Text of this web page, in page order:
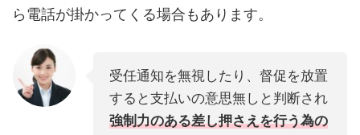
ら電話が掛かってくる場合もあります。
受任通知を無視したり、督促を放置
すると支払いの意思無しと判断され
強制力のある差し押さえを行う為の